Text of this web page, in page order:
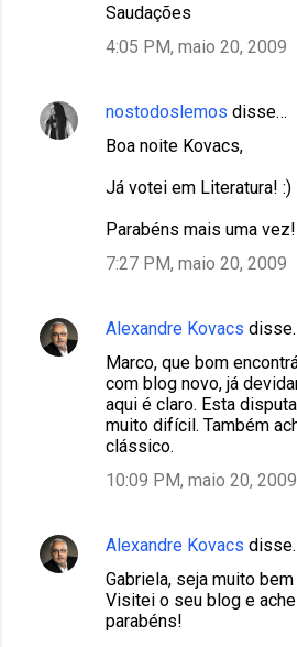
Saudações
4:05 PM, maio 20, 2009
nostodoslemos disse…
Boa noite Kovacs,
Já votei em Literatura! :)
Parabéns mais uma vez!
7:27 PM, maio 20, 2009
Alexandre Kovacs
Marco, que bom
com blog novo, já
aqui é claro. Esta
muito difícil. Também
clássico.
10:09 PM, maio 20, 2009
Alexandre Kovacs
Gabriela, seja muito
Visitei o seu blog e
parabéns!